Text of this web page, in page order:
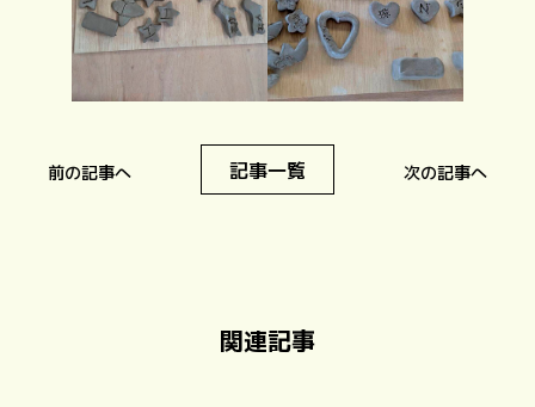
前の記事へ 記事一覧 次の記事へ
関連記事